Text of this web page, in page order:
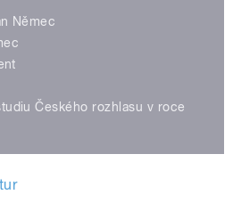
Němec
Českého rozhlasu v roce
tur